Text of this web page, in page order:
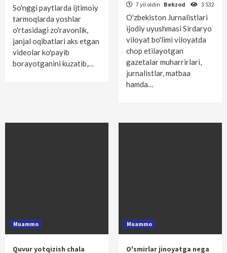
So'nggi paytlarda ijtimoiy
tarmoqlarda yoshlar
o'rtasidagi zo'ravonlik,
janjal oqibatlari aks etgan
videolar ko'payib
borayotganini kuzatib,…
7 yil oldin Behzod 3 532
O'zbekiston Jurnalistlari
ijodiy uyushmasi Sirdaryo
viloyat bo'limi viloyatda
chop etilayotgan
gazetalar muharrirlari,
jurnalistlar, matbaa
hamda…
Muammo
Quvur yotqizish chala
Muammo
O'smirlar jinoyatga nega